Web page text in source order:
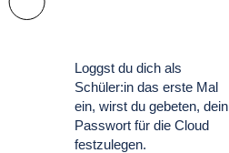
Loggst du dich als
Schüler:in das erste Mal
ein, wirst du gebeten, dein
Passwort für die Cloud
festzulegen.